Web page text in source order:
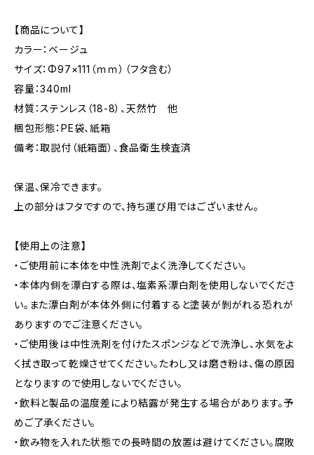
【商品について】
カラー：ベージュ
サイズ：Φ97×111（ｍｍ）（フタ含む）
容量：340ml
材質：ステンレス（18-8）、天然竹 他
梱包形態：PE袋、紙箱
備考：取説付（紙箱面）、食品衛生検査済
保温、保冷できます。
上の部分はフタですので、持ち運び用ではございません。
【使用上の注意】
・ご使用前に本体を中性洗剤でよく洗浄してください。
・本体内側を漂白する際は、塩素系漂白剤を使用しないでくださ
い。また漂白剤が本体外側に付着すると塗装が剝がれる恐れが
ありますのでご注意ください。
・ご使用後は中性洗剤を付けたスポンジなどで洗浄し、水気をよ
く拭き取って乾燥させてください。たわし又は磨き粉は、傷の原因
となりますので使用しないでください。
・飲料と製品の温度差により結露が発生する場合があります。予
めご了承ください。
・飲み物を入れた状態での長時間の放置は避けてください。腐敗